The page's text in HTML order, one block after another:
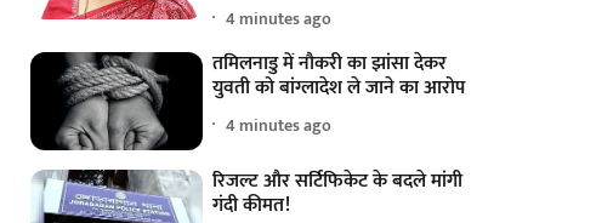
4 minutes ago
तमिलनाडु में नौकरी का झांसा देकर
युवती को बांग्लादेश ले जाने का आरोप
4 minutes ago
रिजल्ट और सर्टिफिकेट के बदले मांगी
गंदी कीमत!